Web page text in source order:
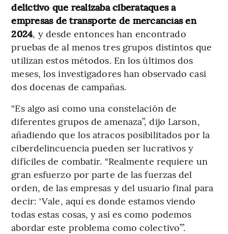
delictivo que realizaba ciberataques a
empresas de transporte de mercancías en
2024, y desde entonces han encontrado
pruebas de al menos tres grupos distintos que
utilizan estos métodos. En los últimos dos
meses, los investigadores han observado casi
dos docenas de campañas.
“Es algo así como una constelación de
diferentes grupos de amenaza”, dijo Larson,
añadiendo que los atracos posibilitados por la
ciberdelincuencia pueden ser lucrativos y
difíciles de combatir. “Realmente requiere un
gran esfuerzo por parte de las fuerzas del
orden, de las empresas y del usuario final para
decir: ‘Vale, aquí es donde estamos viendo
todas estas cosas, y así es como podemos
abordar este problema como colectivo’”.